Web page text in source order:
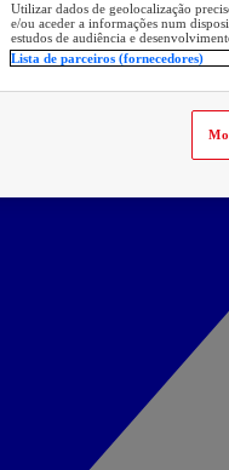
Utilizar dados de geolocalização
e/ou aceder a informações num
estudos de audiência e
Lista de parceiros (fornecedores)